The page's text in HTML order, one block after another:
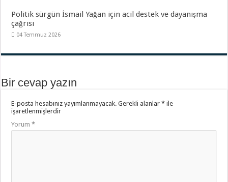
Politik sürgün İsmail Yağan için acil destek ve dayanışma
çağrısı
04 Temmuz 2026
Bir cevap yazın
E-posta hesabınız yayımlanmayacak. Gerekli alanlar* ile
işaretlenmişlerdir
Yorum*